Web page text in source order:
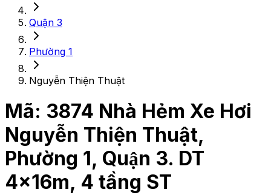
Quận 3
Phường 1
Nguyễn Thiện Thuật
Mã: 3874 Nhà Hẻm Xe Hơi
Nguyễn Thiện Thuật,
Phường 1, Quận 3. DT
4x16m, 4 tầng ST